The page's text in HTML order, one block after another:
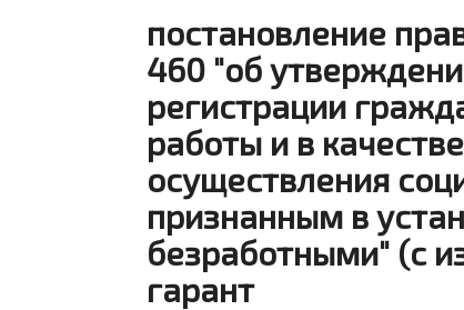
постановление
460 "об
регистрации
работы и в
осуществления
признанным в
безработными" (с
гарант